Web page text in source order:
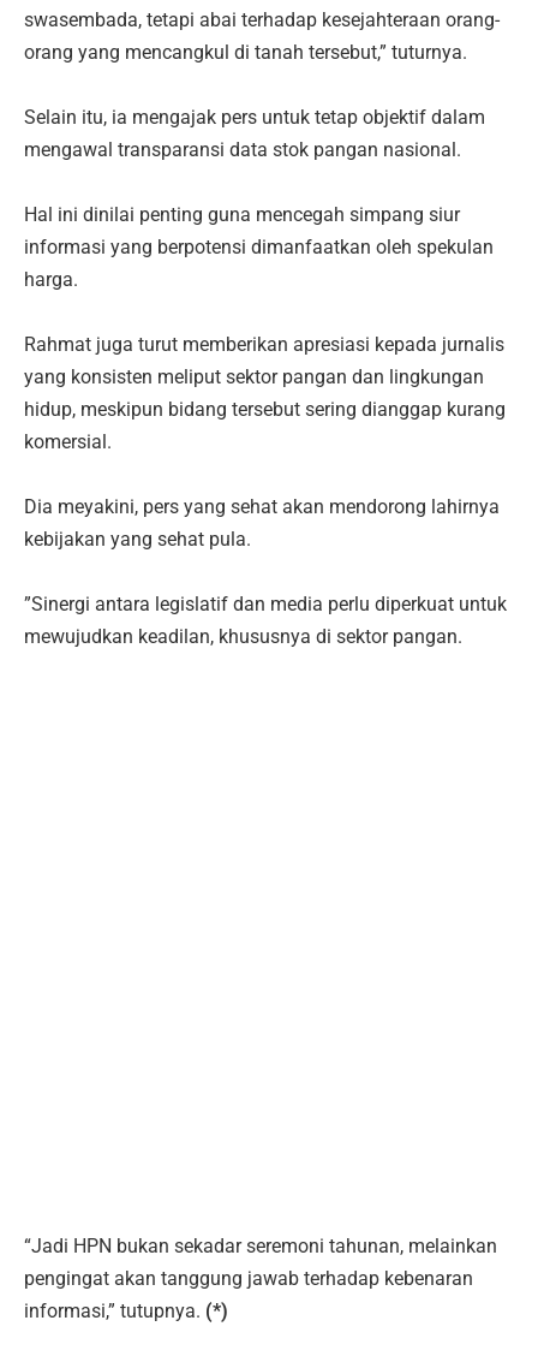
swasembada, tetapi abai terhadap kesejahteraan orang-
orang yang mencangkul di tanah tersebut,” tuturnya.
‎​Selain itu, ia mengajak pers untuk tetap objektif dalam
mengawal transparansi data stok pangan nasional.
‎Hal ini dinilai penting guna mencegah simpang siur
informasi yang berpotensi dimanfaatkan oleh spekulan
harga.
‎​Rahmat juga turut memberikan apresiasi kepada jurnalis
yang konsisten meliput sektor pangan dan lingkungan
hidup, meskipun bidang tersebut sering dianggap kurang
komersial.
‎Dia meyakini, pers yang sehat akan mendorong lahirnya
kebijakan yang sehat pula.
‎”Sinergi antara legislatif dan media perlu diperkuat untuk
mewujudkan keadilan, khususnya di sektor pangan.
“Jadi HPN bukan sekadar seremoni tahunan, melainkan
pengingat akan tanggung jawab terhadap kebenaran
informasi,” tutupnya. (*)